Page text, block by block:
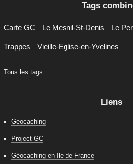
Tags
Carte GC Le Mesnil-St-Denis Le
Trappes Vieille-Eglise-en-Yvelines
Tous les tags
Liens
Geocaching
Project GC
Géocaching en Ile de France